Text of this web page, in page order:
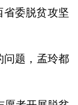
委脱贫攻坚
题，孟玲都